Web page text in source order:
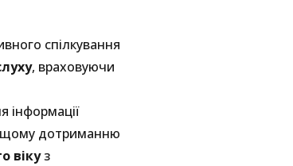
спілкування
, враховуючи
інформації
дотриманню
вікуз